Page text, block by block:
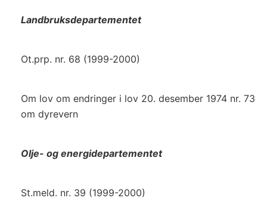
Landbruksdepartementet
Ot.prp. nr. 68 (1999-2000)
Om lov om endringer i lov 20. desember 1974 nr. 73
om dyrevern
Olje- og energidepartementet
St.meld. nr. 39 (1999-2000)